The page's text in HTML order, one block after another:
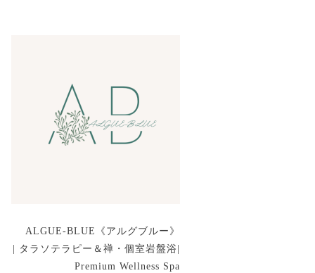
ALGUE-BLUE《アルグブルー》
| タラソテラピー＆禅・個室岩盤浴|
Premium Wellness Spa